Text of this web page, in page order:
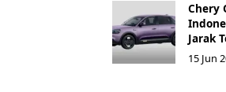
Chery
Jarak
15 Jun